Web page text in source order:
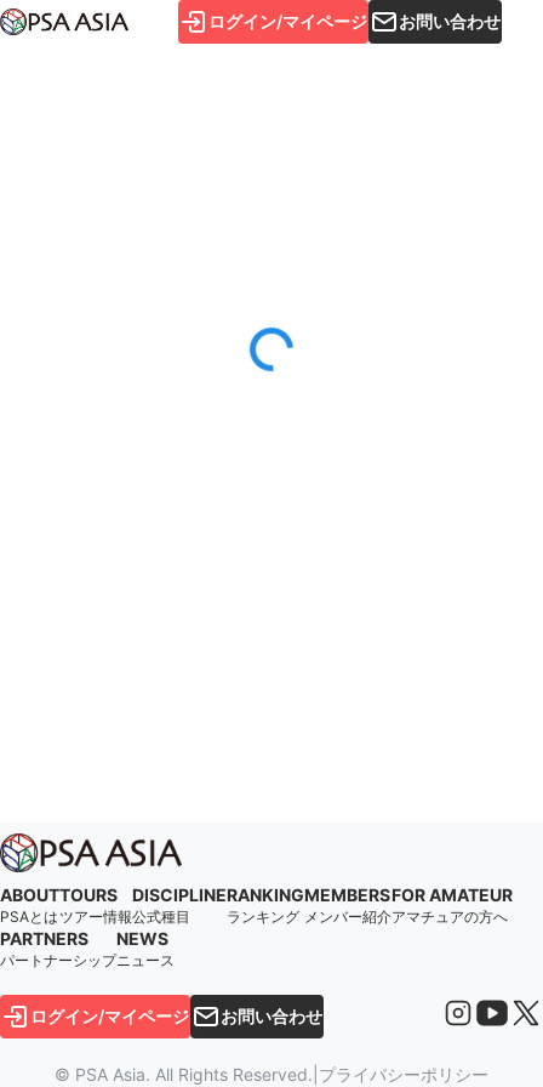
ログイン/マイページ お問い合わせ
ABOUT
PSAとは
TOURS
ツアー情報
DISCIPLINE
公式種目
RANKING
ランキング
MEMBERS
メンバー紹介
FOR AMATEUR
アマチュアの方へ
PARTNERS
パートナーシップ
NEWS
ニュース
ログイン/マイページ お問い合わせ
© PSA Asia. All Rights Reserved. プライバシーポリシー